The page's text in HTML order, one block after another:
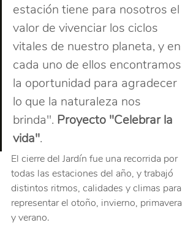
estación tiene para nosotros el
valor de vivenciar los ciclos
vitales de nuestro planeta, y en
cada uno de ellos encontramos
la oportunidad para agradecer
lo que la naturaleza nos
brinda". Proyecto "Celebrar la
vida".
El cierre del Jardín fue una recorrida por
todas las estaciones del año, y trabajó
distintos ritmos, calidades y climas para
representar el otoño, invierno, primavera
y verano.